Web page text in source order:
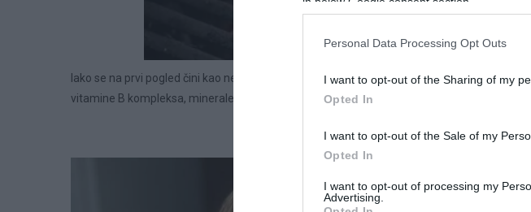
Personal Data Processing Opt Outs
I want to opt-out of the Sharing of my
Opted In
I want to opt-out of the Sale of my
Opted In
I want to opt-out of processing my
Advertising.
Iako se na prvi pogled čini kao nešto beznačajno, u sebi sadrži obilje hranjivih tvari –
vitamine B kompleksa, minerale i laktose koji povoljno utječu na probavni sustav.